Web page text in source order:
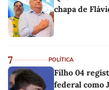
chapa de
7 POLÍTICA
Filho 04
federal como